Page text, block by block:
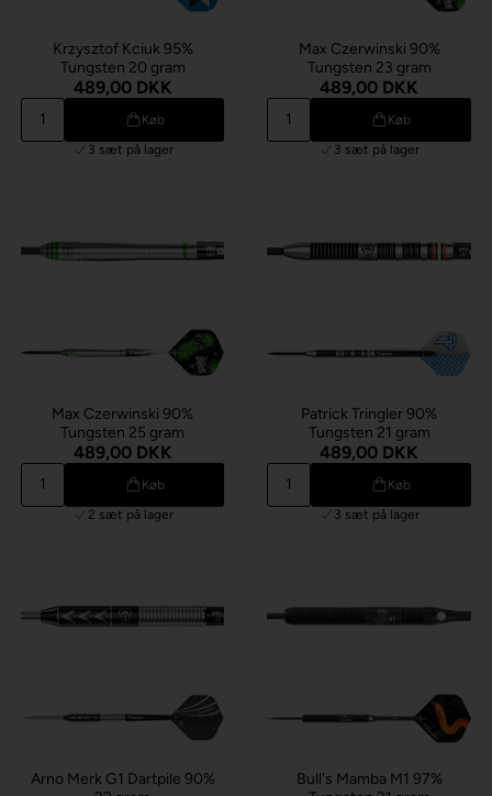
Krzysztof Kciuk 95%
Tungsten 20 gram
489,00 DKK
Køb
3 sæt på lager
Max Czerwinski 90%
Tungsten 23 gram
489,00 DKK
Køb
3 sæt på lager
Max Czerwinski 90%
Tungsten 25 gram
489,00 DKK
Køb
2 sæt på lager
Patrick Tringler 90%
Tungsten 21 gram
489,00 DKK
Køb
3 sæt på lager
Arno Merk G1 Dartpile 90%
Bull's Mamba M1 97%